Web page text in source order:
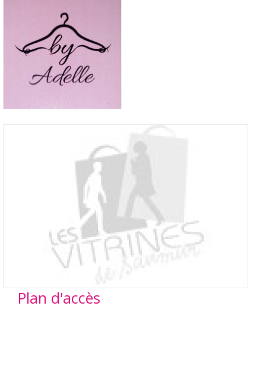
Plan d'accès